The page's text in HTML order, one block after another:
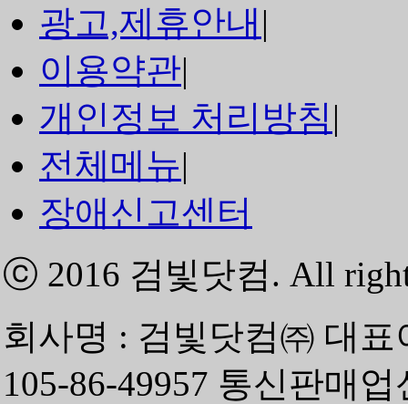
광고,제휴안내|
이용약관|
개인정보 처리방침 |
전체메뉴|
장애신고센터
ⓒ 2016 검빛닷컴. All
회사명 : 검빛닷컴㈜ 대
105-86-49957 통신판매